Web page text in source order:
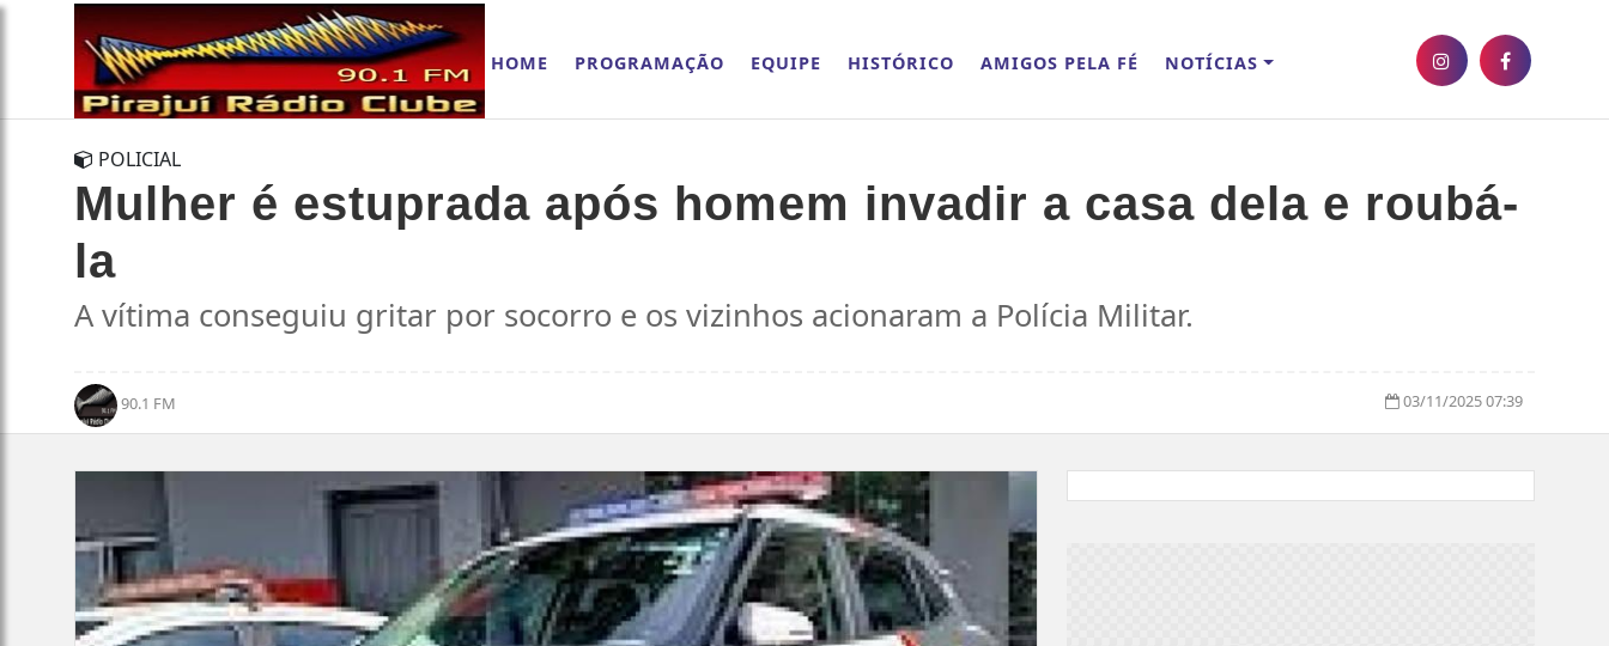
HOME PROGRAMAÇÃO EQUIPE HISTÓRICO AMIGOS PELA FÉ NOTÍCIAS
POLICIAL
Mulher é estuprada após homem invadir a casa dela e roubá-
la
A vítima conseguiu gritar por socorro e os vizinhos acionaram a Polícia Militar.
90.1 FM 03/11/2025 07:39